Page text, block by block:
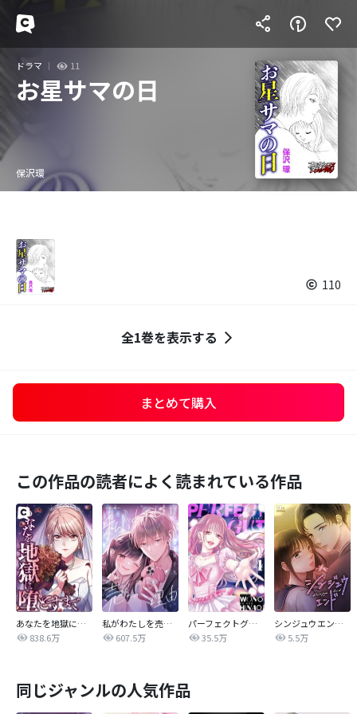
ドラマ 11
お星サマの日
保沢環
110
全1巻を表示する
まとめて購入
この作品の読者によく読まれている作品
あなたを地獄に堕とすまで
838.6万
私がわたしを売る理由
607.5万
パーフェクトグリッター
35.5万
シンジュウエンド【タテヨミ】
5.5万
同じジャンルの人気作品